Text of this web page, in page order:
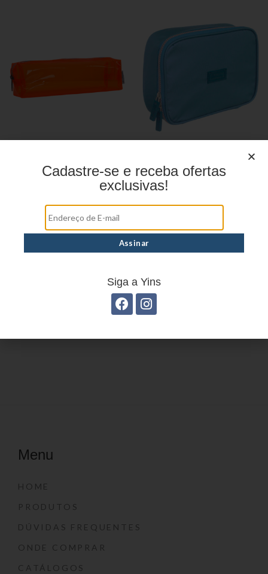
Estojo Juvenil YS41031
Menu
HOME
PRODUTOS
DÚVIDAS FREQUENTES
ONDE COMPRAR
CATÁLOGOS
Cadastre-se e receba ofertas
exclusivas!
Siga a Yins